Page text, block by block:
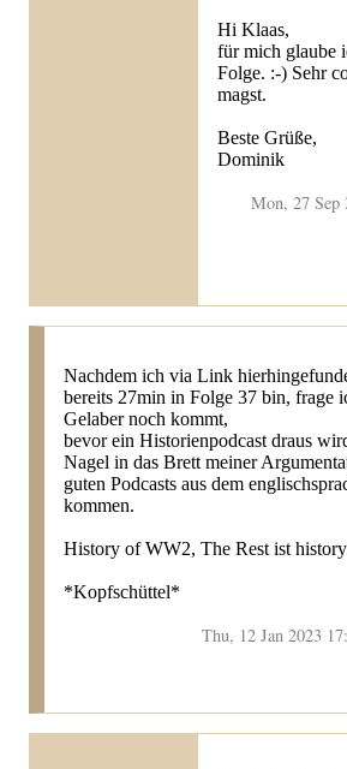
Hi Klaas,
für mich glaube
Folge. :-) Sehr
magst.
Beste Grüße,
Dominik
Mon, 27 Sep
Nachdem ich via Link
bereits 27min in Folge 37 bin, frage
Gelaber noch kommt,
bevor ein Historienpodcast draus
Nagel in das Brett meiner
guten Podcasts aus dem
kommen.
History of WW2, The Rest ist
*Kopfschüttel*
Thu, 12 Jan 2023